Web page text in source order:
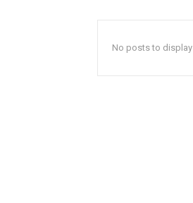
No posts to display